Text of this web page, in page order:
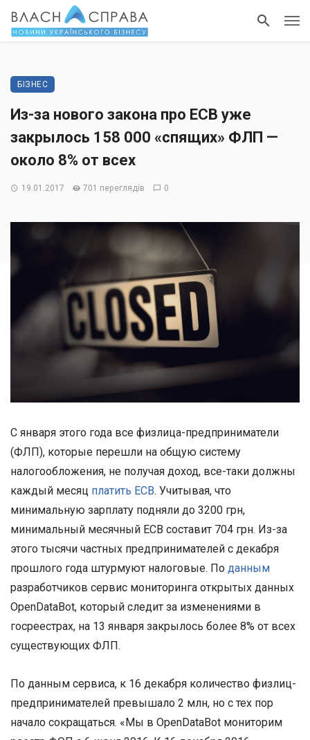
БІЗНЕС
Из-за нового закона про ЕСВ уже
закрылось 158 000 «спящих» ФЛП —
около 8% от всех
19.01.2017 701 переглядів 0
С января этого года все физлица-предприниматели
(ФЛП), которые перешли на общую систему
налогообложения, не получая доход, все-таки должны
каждый месяц платить ЕСВ. Учитывая, что
минимальную зарплату подняли до 3200 грн,
минимальный месячный ЕСВ составит 704 грн. Из-за
этого тысячи частных предпринимателей с декабря
прошлого года штурмуют налоговые. По данным
разработчиков сервис мониторинга открытых данных
OpenDataBot, который следит за изменениями в
госреестрах, на 13 января закрылось более 8% от всех
существующих ФЛП.
По данным сервиса, к 16 декабря количество физлиц-
предпринимателей превышало 2 млн, но с тех пор
начало сокращаться. «Мы в OpenDataBot мониторим